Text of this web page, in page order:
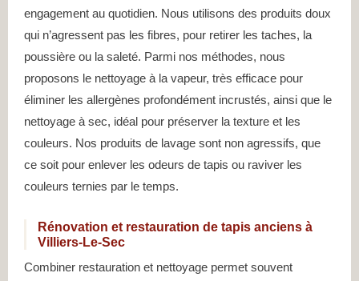
engagement au quotidien. Nous utilisons des produits doux
qui n’agressent pas les fibres, pour retirer les taches, la
poussière ou la saleté. Parmi nos méthodes, nous
proposons le nettoyage à la vapeur, très efficace pour
éliminer les allergènes profondément incrustés, ainsi que le
nettoyage à sec, idéal pour préserver la texture et les
couleurs. Nos produits de lavage sont non agressifs, que
ce soit pour enlever les odeurs de tapis ou raviver les
couleurs ternies par le temps.
Rénovation et restauration de tapis anciens à
Villiers-Le-Sec
Combiner restauration et nettoyage permet souvent